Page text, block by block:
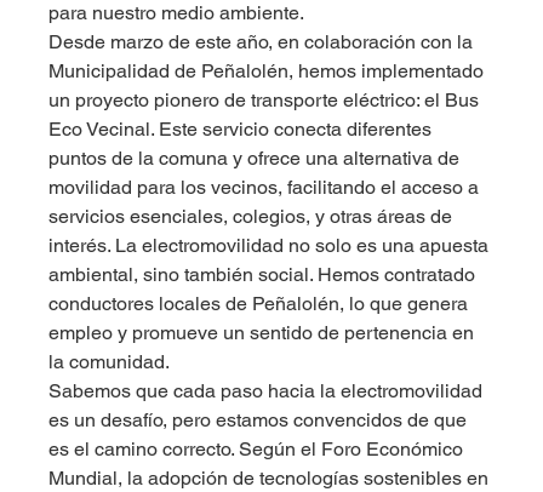
para nuestro medio ambiente.
Desde marzo de este año, en colaboración con la
Municipalidad de Peñalolén, hemos implementado
un proyecto pionero de transporte eléctrico: el Bus
Eco Vecinal. Este servicio conecta diferentes
puntos de la comuna y ofrece una alternativa de
movilidad para los vecinos, facilitando el acceso a
servicios esenciales, colegios, y otras áreas de
interés. La electromovilidad no solo es una apuesta
ambiental, sino también social. Hemos contratado
conductores locales de Peñalolén, lo que genera
empleo y promueve un sentido de pertenencia en
la comunidad.
Sabemos que cada paso hacia la electromovilidad
es un desafío, pero estamos convencidos de que
es el camino correcto. Según el Foro Económico
Mundial, la adopción de tecnologías sostenibles en